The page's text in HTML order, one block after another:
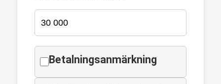
Betalningsanmärkning